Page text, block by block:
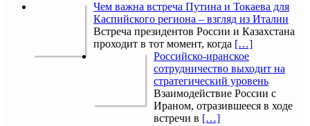
Чем важна встреча Путина и Токаева для
Каспийского региона – взгляд из Италии
Встреча президентов России и Казахстана
проходит в тот момент, когда […]
Российско-иранское
сотрудничество выходит на
стратегический уровень
Взаимодействие России с
Ираном, отразившееся в ходе
встречи в […]